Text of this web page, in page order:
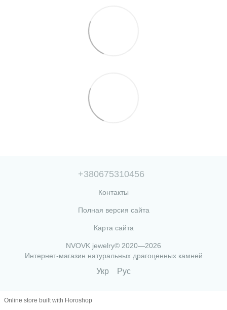
+380675310456
Контакты
Полная версия сайта
Карта сайта
NVOVK jewelry© 2020—2026
Интернет-магазин натуральных драгоценных камней
Укр Рус
Online store built with Horoshop